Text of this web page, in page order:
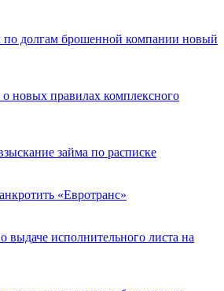
по долгам брошенной компании новый
новых правилах комплексного
займа по расписке
«Евротранс»
выдаче исполнительного листа на